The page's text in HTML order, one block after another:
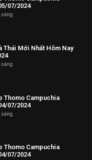
- Đá gà Campuchia
liên hệ :
07/2024
sáng
Thái Mới Nhất Hôm Nay
sáng
Thomo Campuchia
07/2024
sáng
Thomo Campuchia
07/2024